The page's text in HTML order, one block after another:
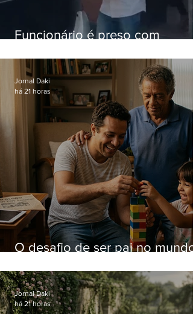
Funcionário é preso com
Hospital do Andaraí
O desafio de ser pai no mundo
Jornal Daki
há 21 horas
Jornal Daki
há 21 horas